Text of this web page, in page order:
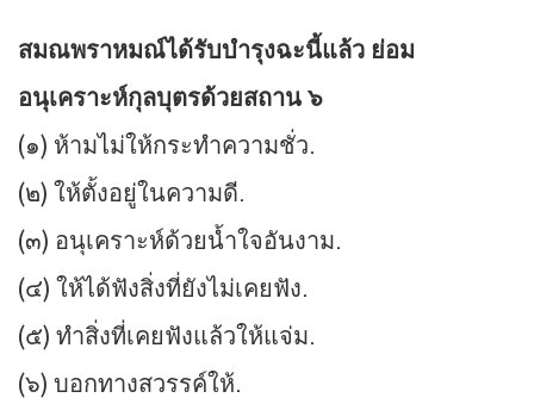
สมณพราหมณ์ได้รับบำรุงฉะนี้แล้ว ย่อม
อนุเคราะห์กุลบุตรด้วยสถาน ๖
(๑) ห้ามไม่ให้กระทำความชั่ว.
(๒) ให้ตั้งอยู่ในความดี.
(๓) อนุเคราะห์ด้วยน้ำใจอันงาม.
(๔) ให้ได้ฟังสิ่งที่ยังไม่เคยฟัง.
(๕) ทำสิ่งที่เคยฟังแล้วให้แจ่ม.
(๖) บอกทางสวรรค์ให้.